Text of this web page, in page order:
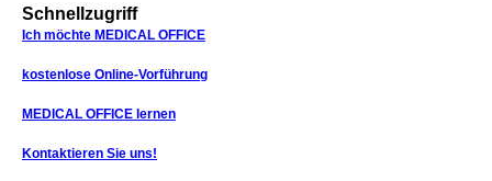
Schnellzugriff
Ich möchte MEDICAL OFFICE
kostenlose Online-Vorführung
MEDICAL OFFICE lernen
Kontaktieren Sie uns!